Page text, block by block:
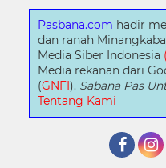
Pasbana.com hadir
dan ranah
Media Siber Indonesia
Media rekanan dari
(GNFI). Sabana Pas
Tentang Kami